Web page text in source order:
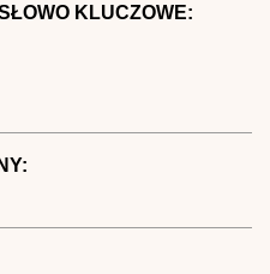
KLUCZOWE: